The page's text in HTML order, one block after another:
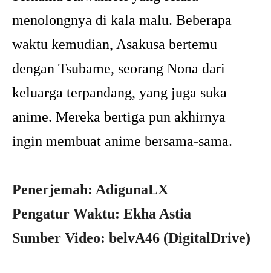
menolongnya di kala malu. Beberapa
waktu kemudian, Asakusa bertemu
dengan Tsubame, seorang Nona dari
keluarga terpandang, yang juga suka
anime. Mereka bertiga pun akhirnya
ingin membuat anime bersama-sama.
Penerjemah: AdigunaLX
Pengatur Waktu: Ekha Astia
Sumber Video: belvA46 (DigitalDrive)